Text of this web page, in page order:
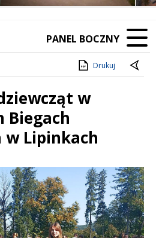
PANEL BOCZNY
Drukuj
w
Biegach
w Lipinkach